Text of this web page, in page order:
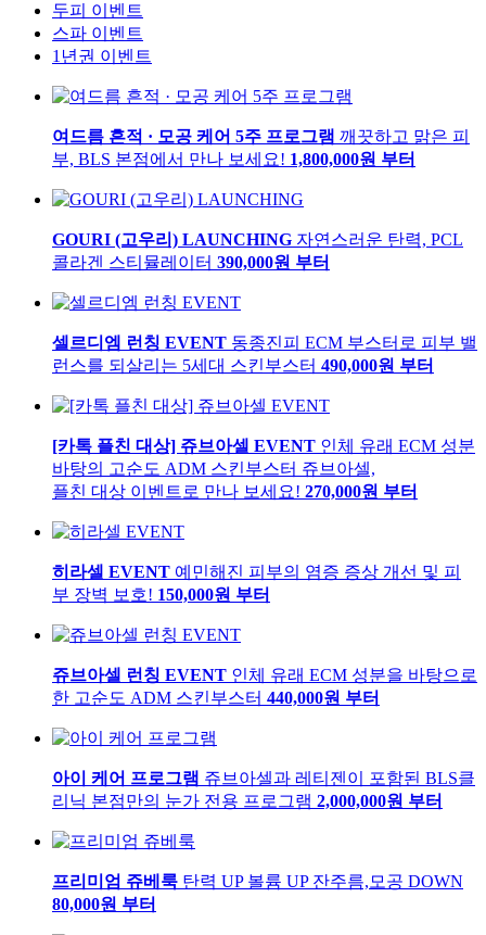
두피 이벤트
스파 이벤트
1년권 이벤트
여드름 흔적 · 모공 케어 5주 프로그램 깨끗하고 맑은 피
부, BLS 본점에서 만나 보세요! 1,800,000원 부터
GOURI (고우리) LAUNCHING 자연스러운 탄력, PCL
콜라겐 스티뮬레이터 390,000원 부터
셀르디엠 런칭 EVENT 동종진피 ECM 부스터로 피부 밸
런스를 되살리는 5세대 스킨부스터 490,000원 부터
[카톡 플친 대상] 쥬브아셀 EVENT 인체 유래 ECM 성분
바탕의 고순도 ADM 스킨부스터 쥬브아셀,
플친 대상 이벤트로 만나 보세요! 270,000원 부터
히라셀 EVENT 예민해진 피부의 염증 증상 개선 및 피
부 장벽 보호! 150,000원 부터
쥬브아셀 런칭 EVENT 인체 유래 ECM 성분을 바탕으로
한 고순도 ADM 스킨부스터 440,000원 부터
아이 케어 프로그램 쥬브아셀과 레티젠이 포함된 BLS클
리닉 본점만의 눈가 전용 프로그램 2,000,000원 부터
프리미엄 쥬베룩 탄력 UP 볼륨 UP 잔주름,모공 DOWN
80,000원 부터